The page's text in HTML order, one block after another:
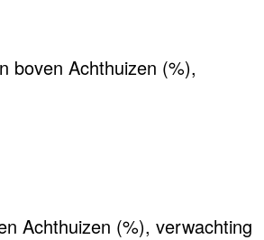
boven Achthuizen (%),
Achthuizen (%), verwachting